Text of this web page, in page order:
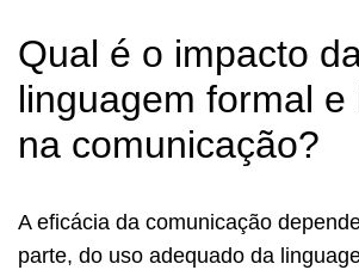
Qual é o impacto
linguagem formal e
na comunicação?
A eficácia da comunicação
parte, do uso adequado da